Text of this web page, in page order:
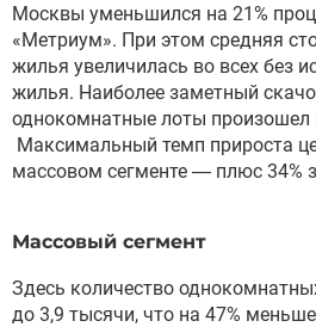
Москвы уменьшился на 21%
«Метриум». При этом средняя
жилья увеличилась во всех без
жилья. Наиболее заметный
однокомнатные лоты произошел
Максимальный темп прироста
массовом сегменте — плюс 34%
Массовый сегмент
Здесь количество
до 3,9 тысячи, что на 47%